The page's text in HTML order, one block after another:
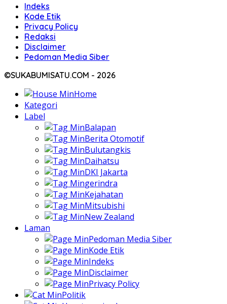
Indeks
Kode Etik
Privacy Policy
Redaksi
Disclaimer
Pedoman Media Siber
©SUKABUMISATU.COM - 2026
Home
Kategori
Label
Balapan
Berita Otomotif
Bulutangkis
Daihatsu
DKI Jakarta
gerindra
Kejahatan
Mitsubishi
New Zealand
Laman
Pedoman Media Siber
Kode Etik
Indeks
Disclaimer
Privacy Policy
Politik